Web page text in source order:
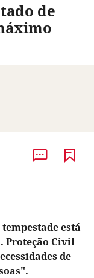
de
está
Proteção Civil
de